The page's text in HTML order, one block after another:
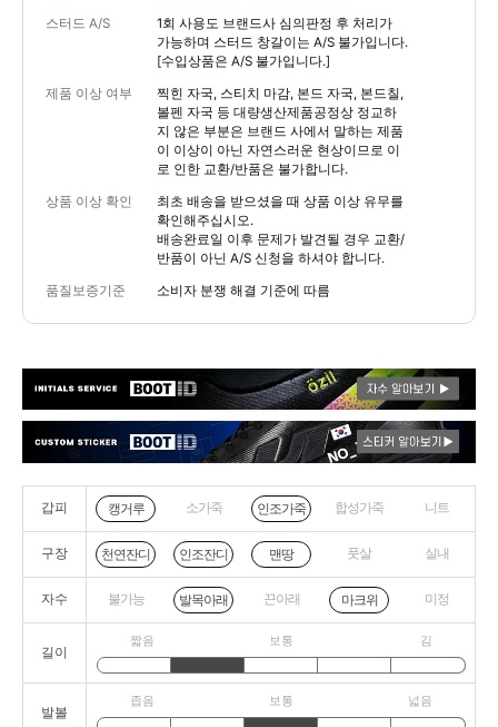
스터드 A/S
1회 사용도 브랜드사 심의판정 후 처리가
가능하며 스터드 창갈이는 A/S 불가입니다.
[수입상품은 A/S 불가입니다.]
제품 이상 여부
찍힌 자국, 스티치 마감, 본드 자국, 본드칠,
볼펜 자국 등 대량생산제품공정상 정교하
지 않은 부분은 브랜드 사에서 말하는 제품
이 이상이 아닌 자연스러운 현상이므로 이
로 인한 교환/반품은 불가합니다.
상품 이상 확인
최초 배송을 받으셨을 때 상품 이상 유무를
확인해주십시오.
배송완료일 이후 문제가 발견될 경우 교환/
반품이 아닌 A/S 신청을 하셔야 합니다.
품질보증기준 소비자 분쟁 해결 기준에 따름
갑피 캥거루 소가죽 인조가죽 합성가죽 니트
구장 천연잔디 인조잔디 맨땅 풋살 실내
자수 불가능 발목아래 끈아래 마크위 미정
길이
짧음 보통 김
발볼
좁음 보통 넓음